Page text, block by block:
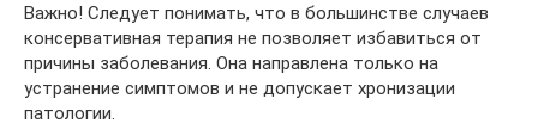
Важно! Следует понимать, что в большинстве случаев
консервативная терапия не позволяет избавиться от
причины заболевания. Она направлена только на
устранение симптомов и не допускает хронизации
патологии.